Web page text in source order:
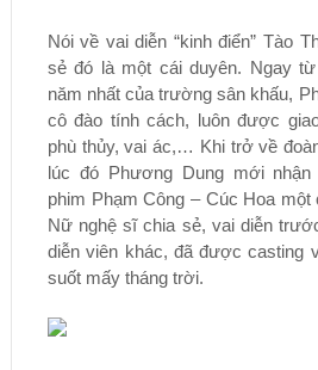
Nói về vai diễn “kinh điển” Tào
sẻ đó là một cái duyên. Ngay
năm nhất của trường sân khấu,
cô đào tính cách, luôn được
phù thủy, vai ác,… Khi trở về
lúc đó Phương Dung mới
phim Phạm Công – Cúc Hoa
Nữ nghệ sĩ chia sẻ, vai diễn
diễn viên khác, đã được casting
suốt mấy tháng trời.